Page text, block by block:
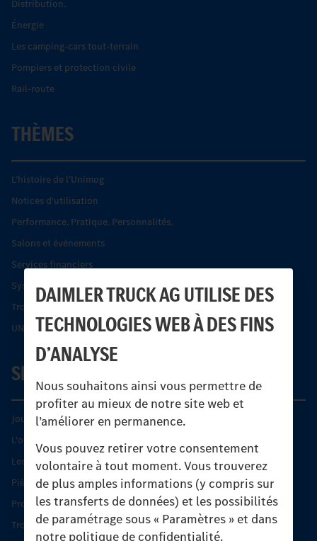
DAIMLER TRUCK AG UTILISE DES
TECHNOLOGIES WEB À DES FINS
D’ANALYSE
Nous souhaitons ainsi vous permettre de
profiter au mieux de notre site web et
l’améliorer en permanence.
Vous pouvez retirer votre consentement
volontaire à tout moment. Vous trouverez
de plus amples informations (y compris sur
les transferts de données) et les possibilités
de paramétrage sous « Paramètres » et dans
notre politique de confidentialité.
Distribution.
Énergie
Les camping-cars tout-terrain
Pompiers et protection civile
Rail-route
THÈMES
L’histoire de l’Unimog
Notices d'utilisation
Performance. Pratique. Personnalités.
Salons et événements
Services financiers
Systèmes de sécurité Econic
Trouver un partenaire
UNI-TOUCH®
SERVICE
Journées diagnostic Technique S.A.V Unimog
L'offre de services Unimog
Les produits phares
Pièces d’origine
Protection et maintien de la valeur
Trouver un partenaire